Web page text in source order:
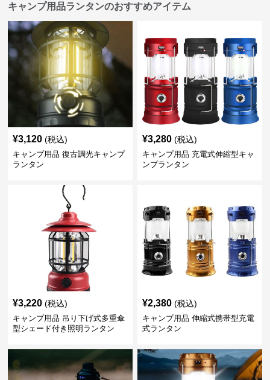
キャンプ用品ランタンのおすすめアイテム
¥3,120 (税込)
キャンプ用品 復古調光キャンプ
ランタン
¥3,280 (税込)
キャンプ用品 充電式伸縮型キャ
ンプランタン
¥3,220 (税込)
キャンプ用品 吊り下げ式多重傘
型シェード付き照明ランタン
¥2,380 (税込)
キャンプ用品 伸縮式携帯型充電
式ランタン